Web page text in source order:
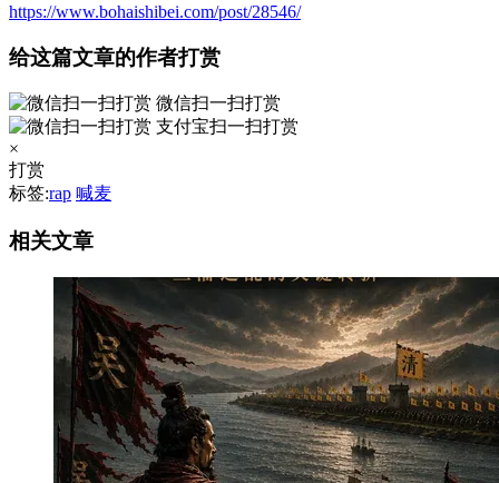
https://www.bohaishibei.com/post/28546/
给这篇文章的作者打赏
微信扫一扫打赏
支付宝扫一扫打赏
×
打赏
标签:rap 喊麦
相关文章